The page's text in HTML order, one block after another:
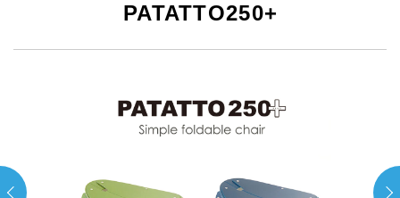
PATATTO250+